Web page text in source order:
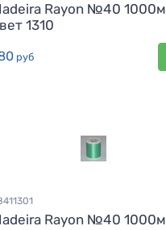
Rayon №40 1000м
1310
руб
Rayon №40 1000м